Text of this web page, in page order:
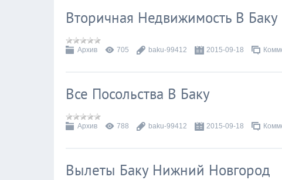
Вторичная Недвижимость В Баку
Архив 705 baku-99412 2015-09-18
Все Посольства В Баку
Архив 788 baku-99412 2015-09-18
Вылеты Баку Нижний Новгород